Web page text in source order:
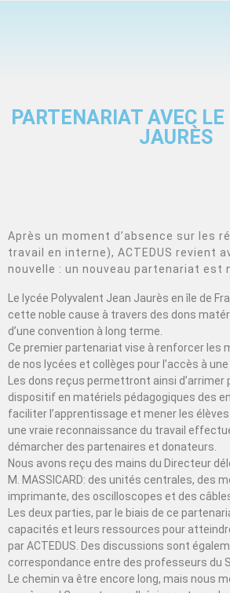
PARTENARIAT AVEC LE
JAURÈS
Après un moment d’absence sur les
travail en interne), ACTEDUS revient
nouvelle : un nouveau partenariat est
Le lycée Polyvalent Jean Jaurès en île de
cette noble cause à travers des dons
d’une convention à long terme.
Ce premier partenariat vise à renforcer les
de nos lycées et collèges pour l’accès à
Les dons reçus permettront ainsi
dispositif en matériels pédagogiques des
faciliter l’apprentissage et mener les élèves
une vraie reconnaissance du travail
démarcher des partenaires et donateurs.
Nous avons reçu des mains du Directeur
M. MASSICARD: des unités centrales, des
imprimante, des oscilloscopes et des
Les deux parties, par le biais de ce
capacités et leurs ressources pour
par ACTEDUS. Des discussions sont
correspondance entre des professeurs du
Le chemin va être encore long, mais nous